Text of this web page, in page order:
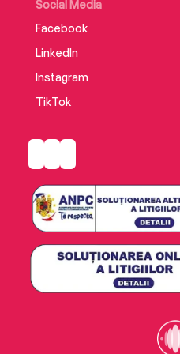
Social Media
Facebook
LinkedIn
Instagram
TikTok